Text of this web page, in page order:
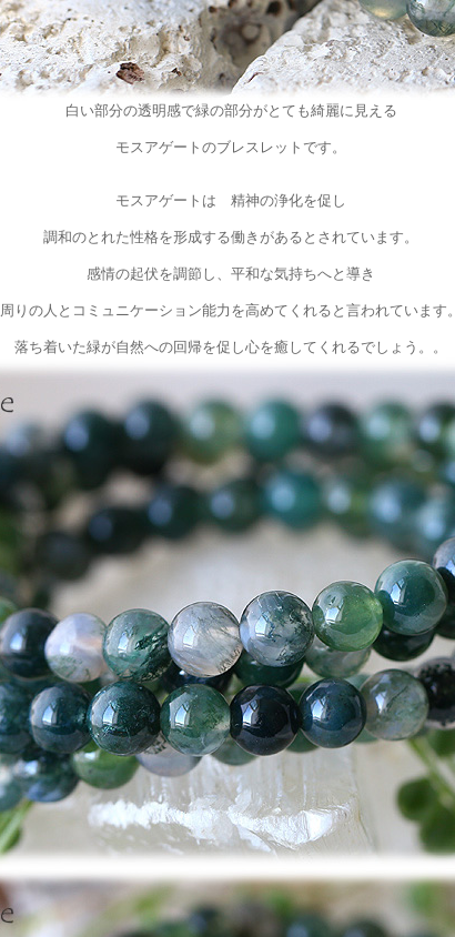
白い部分の透明感で緑の部分がとても綺麗に見える
モスアゲートのブレスレットです。
モスアゲートは 精神の浄化を促し
調和のとれた性格を形成する働きがあるとされています。
感情の起伏を調節し、平和な気持ちへと導き
周りの人とコミュニケーション能力を高めてくれると言われています。
落ち着いた緑が自然への回帰を促し心を癒してくれるでしょう。。